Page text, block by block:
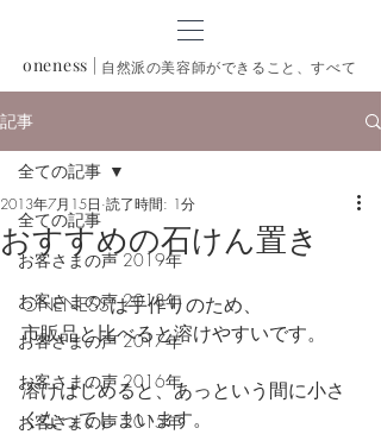
oneness | 自然派の美容師ができること、すべて
記事
全ての記事
お客さまの声 2019年
お客さまの声 2018年
お客さまの声 2017年
お客さまの声 2016年
お客さまの声 2015年
全ての記事
おすすめの石けん置き
2013年7月15日 読了時間: 1分
ONENESSは手作りのため、
市販品と比べると溶けやすいです。
溶けはじめると、あっという間に小さ
くなってしまいます。